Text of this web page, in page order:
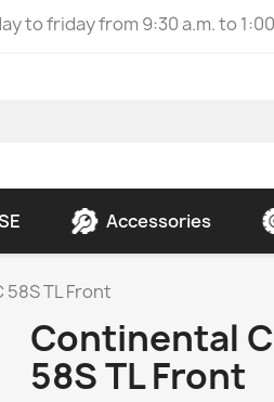
to friday from 9:30 a.m. to
Accessories
TL Front
Continental
58S TL Front